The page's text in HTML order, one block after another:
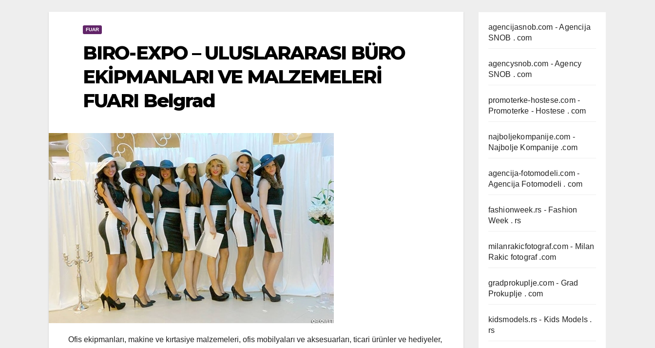
FUAR
BIRO-EXPO – ULUSLARARASI BÜRO
EKİPMANLARI VE MALZEMELERİ
FUARI Belgrad
Ofis ekipmanları, makine ve kırtasiye malzemeleri, ofis mobilyaları ve aksesuarları, ticari ürünler ve hediyeler,
agencijasnob.com - Agencija
SNOB . com
agencysnob.com - Agency
SNOB . com
promoterke-hostese.com-
Promoterke - Hostese . com
najboljekompanije.com -
Najbolje Kompanije .com
agencija-fotomodeli.com -
Agencija Fotomodeli . com
fashionweek.rs - Fashion
Week . rs
milanrakicfotograf.com- Milan
Rakic fotograf .com
gradprokuplje.com- Grad
Prokuplje . com
kidsmodels.rs - Kids Models .
rs